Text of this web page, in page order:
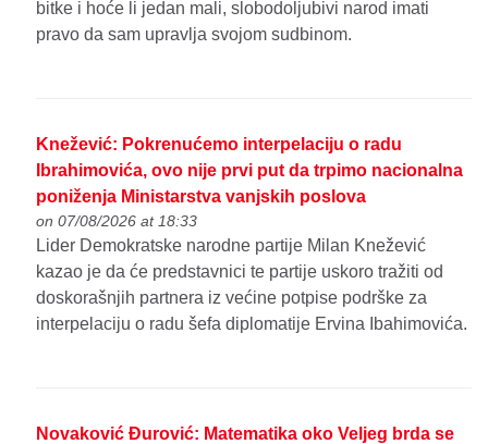
bitke i hoće li jedan mali, slobodoljubivi narod imati
pravo da sam upravlja svojom sudbinom.
Knežević: Pokrenućemo interpelaciju o radu
Ibrahimovića, ovo nije prvi put da trpimo nacionalna
poniženja Ministarstva vanjskih poslova
on 07/08/2026 at 18:33
Lider Demokratske narodne partije Milan Knežević
kazao je da će predstavnici te partije uskoro tražiti od
doskorašnjih partnera iz većine potpise podrške za
interpelaciju o radu šefa diplomatije Ervina Ibahimovića.
Novaković Đurović: Matematika oko Veljeg brda se